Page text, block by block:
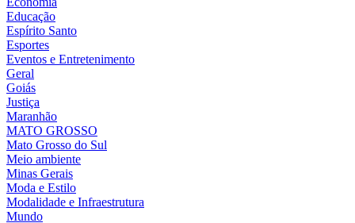
Educação
Espírito Santo
Esportes
Eventos e Entretenimento
Geral
Goiás
Justiça
Maranhão
MATO GROSSO
Mato Grosso do Sul
Meio ambiente
Minas Gerais
Moda e Estilo
Modalidade e Infraestrutura
Mundo